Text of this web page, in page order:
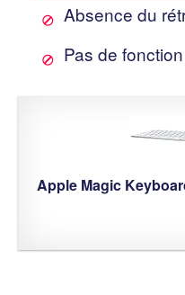
Absence du
Pas de
Apple Magic